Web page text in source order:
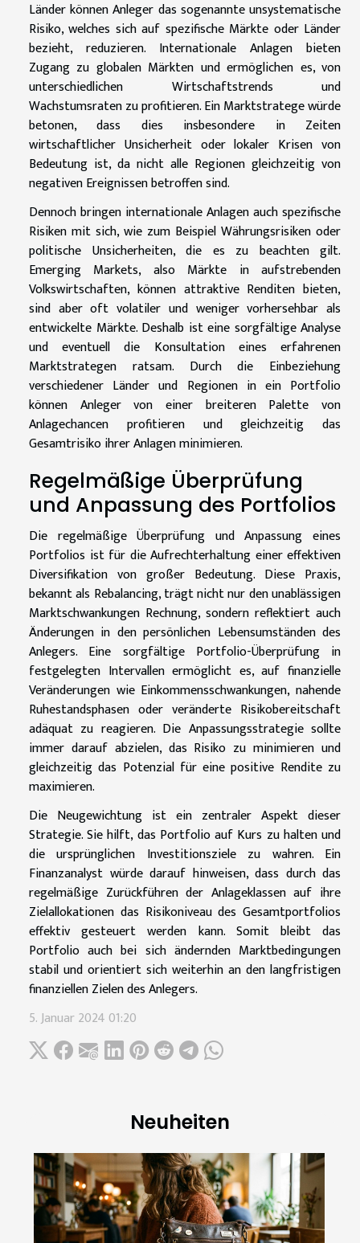
Neuheiten
Länder können Anleger das sogenannte unsystematische
Risiko, welches sich auf spezifische Märkte oder Länder
bezieht, reduzieren. Internationale Anlagen bieten
Zugang zu globalen Märkten und ermöglichen es, von
unterschiedlichen Wirtschaftstrends und
Wachstumsraten zu profitieren. Ein Marktstratege würde
betonen, dass dies insbesondere in Zeiten
wirtschaftlicher Unsicherheit oder lokaler Krisen von
Bedeutung ist, da nicht alle Regionen gleichzeitig von
negativen Ereignissen betroffen sind.
Dennoch bringen internationale Anlagen auch spezifische
Risiken mit sich, wie zum Beispiel Währungsrisiken oder
politische Unsicherheiten, die es zu beachten gilt.
Emerging Markets, also Märkte in aufstrebenden
Volkswirtschaften, können attraktive Renditen bieten,
sind aber oft volatiler und weniger vorhersehbar als
entwickelte Märkte. Deshalb ist eine sorgfältige Analyse
und eventuell die Konsultation eines erfahrenen
Marktstrategen ratsam. Durch die Einbeziehung
verschiedener Länder und Regionen in ein Portfolio
können Anleger von einer breiteren Palette von
Anlagechancen profitieren und gleichzeitig das
Gesamtrisiko ihrer Anlagen minimieren.
Regelmäßige Überprüfung
und Anpassung des Portfolios
Die regelmäßige Überprüfung und Anpassung eines
Portfolios ist für die Aufrechterhaltung einer effektiven
Diversifikation von großer Bedeutung. Diese Praxis,
bekannt als Rebalancing, trägt nicht nur den unablässigen
Marktschwankungen Rechnung, sondern reflektiert auch
Änderungen in den persönlichen Lebensumständen des
Anlegers. Eine sorgfältige Portfolio-Überprüfung in
festgelegten Intervallen ermöglicht es, auf finanzielle
Veränderungen wie Einkommensschwankungen, nahende
Ruhestandsphasen oder veränderte Risikobereitschaft
adäquat zu reagieren. Die Anpassungsstrategie sollte
immer darauf abzielen, das Risiko zu minimieren und
gleichzeitig das Potenzial für eine positive Rendite zu
maximieren.
Die Neugewichtung ist ein zentraler Aspekt dieser
Strategie. Sie hilft, das Portfolio auf Kurs zu halten und
die ursprünglichen Investitionsziele zu wahren. Ein
Finanzanalyst würde darauf hinweisen, dass durch das
regelmäßige Zurückführen der Anlageklassen auf ihre
Zielallokationen das Risikoniveau des Gesamtportfolios
effektiv gesteuert werden kann. Somit bleibt das
Portfolio auch bei sich ändernden Marktbedingungen
stabil und orientiert sich weiterhin an den langfristigen
finanziellen Zielen des Anlegers.
5. Januar 2024 01:20